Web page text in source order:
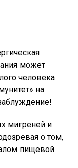
может
человека
на
мигреней и
о том,
пищевой